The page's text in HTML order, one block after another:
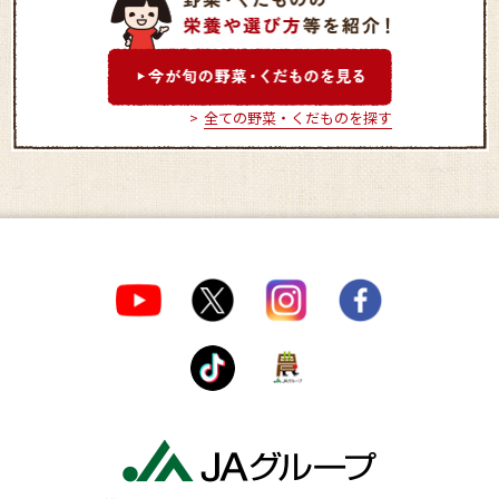
全ての野菜・くだものを探す